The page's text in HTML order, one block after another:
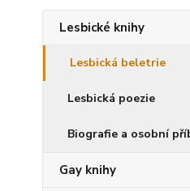
Lesbické knihy
Lesbická beletrie
Lesbická poezie
Biografie a osobní
Gay knihy